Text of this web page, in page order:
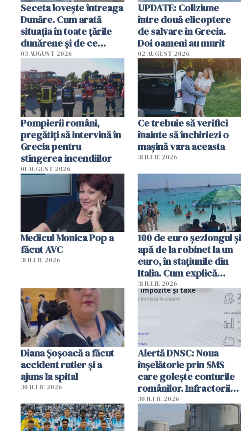
Seceta lovește întreaga
Dunăre. Cum arată
situația în toate țările
dunărene și de ce
România resimte
efectele, deși a plouat
în iulie
03 AUGUST 2026
UPDATE: Coliziune
între două elicoptere
de salvare în Grecia.
Doi oameni au murit
02 AUGUST 2026
Pompierii români,
pregătiţi să intervină în
Grecia pentru
stingerea incendiilor
01 AUGUST 2026
Ce trebuie să verifici
înainte să închiriezi o
mașină vara aceasta
31 IULIE 2026
Medicul Monica Pop a
făcut AVC
31 IULIE 2026
100 de euro șezlongul și
apă de la robinet la un
euro, în stațiunile din
Italia. Cum explică
autoritățile
31 IULIE 2026
Diana Șoșoacă a făcut
accident rutier și a
ajuns la spital
30 IULIE 2026
Alertă DNSC: Noua
înșelătorie prin SMS
care golește conturile
românilor. Infractorii
folosesc numele
Ghișeul.ro și al Poliției
Române
30 IULIE 2026